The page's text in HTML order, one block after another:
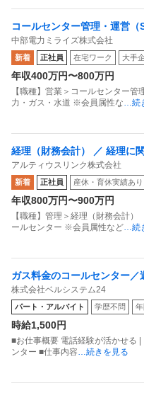
コールセンター管理・運営
センターの運営
中部電力ミライズ株式会社
新着 正社員 在宅ワーク 大手
年収400万円〜800万円
【職種】営業＞コールセンター
力・ガス・水道 ※会員属性な…続
経理（財務会計） ／ 経理に
DDIと三井物産出資
アルティウスリンク株式会社
新着 正社員 産休・育休実績あり
年収800万円〜900万円
【職種】管理＞経理（財務会計
ールセンター ※会員属性など…続
ガス料金のコールセンター
株式会社ベルシステム24
パート・アルバイト 学歴不問
時給1,500円
■お仕事概要 電話経験が活かせる
ンター ■仕事内容…続きを見る